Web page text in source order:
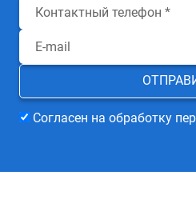
Согласен на обработку